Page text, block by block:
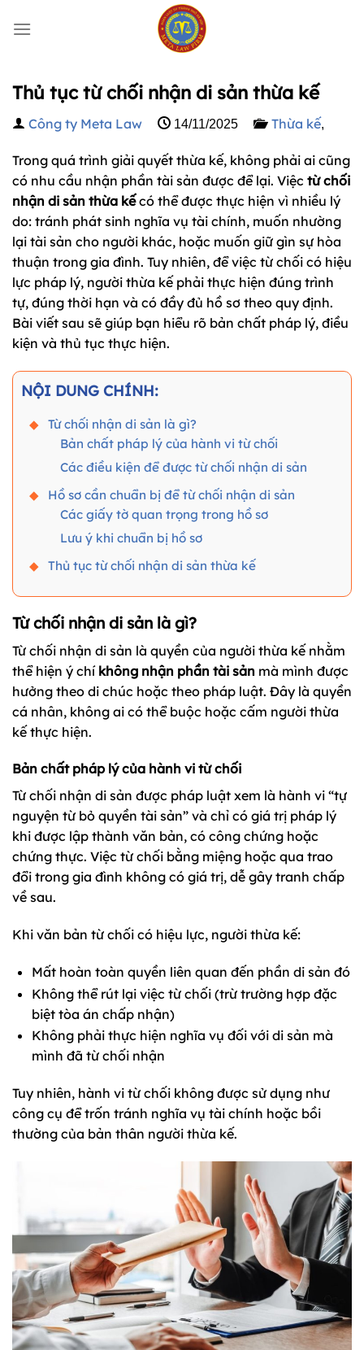
qua
Thủ tục từ chối nhận di sản thừa kế
Công ty Meta Law 14/11/2025 Thừa kế,
Trong quá trình giải quyết thừa kế, không phải ai cũng
có nhu cầu nhận phần tài sản được để lại. Việc từ chối
nhận di sản thừa kếcó thể được thực hiện vì nhiều lý
do: tránh phát sinh nghĩa vụ tài chính, muốn nhường
lại tài sản cho người khác, hoặc muốn giữ gìn sự hòa
thuận trong gia đình. Tuy nhiên, để việc từ chối có hiệu
lực pháp lý, người thừa kế phải thực hiện đúng trình
tự, đúng thời hạn và có đầy đủ hồ sơ theo quy định.
Bài viết sau sẽ giúp bạn hiểu rõ bản chất pháp lý, điều
kiện và thủ tục thực hiện.
NỘI DUNG CHÍNH:
Từ chối nhận di sản là gì?
Bản chất pháp lý của hành vi từ chối
Các điều kiện để được từ chối nhận di sản
Hồ sơ cần chuẩn bị để từ chối nhận di sản
Các giấy tờ quan trọng trong hồ sơ
Lưu ý khi chuẩn bị hồ sơ
Thủ tục từ chối nhận di sản thừa kế
Từ chối nhận di sản là gì?
Từ chối nhận di sản là quyền của người thừa kế nhằm
thể hiện ý chí không nhận phần tài sản mà mình được
hưởng theo di chúc hoặc theo pháp luật. Đây là quyền
cá nhân, không ai có thể buộc hoặc cấm người thừa
kế thực hiện.
Bản chất pháp lý của hành vi từ chối
Từ chối nhận di sản được pháp luật xem là hành vi “tự
nguyện từ bỏ quyền tài sản” và chỉ có giá trị pháp lý
khi được lập thành văn bản, có công chứng hoặc
chứng thực. Việc từ chối bằng miệng hoặc qua trao
đổi trong gia đình không có giá trị, dễ gây tranh chấp
về sau.
Khi văn bản từ chối có hiệu lực, người thừa kế:
Mất hoàn toàn quyền liên quan đến phần di sản đó
Không thể rút lại việc từ chối (trừ trường hợp đặc
biệt tòa án chấp nhận)
Không phải thực hiện nghĩa vụ đối với di sản mà
mình đã từ chối nhận
Tuy nhiên, hành vi từ chối không được sử dụng như
công cụ để trốn tránh nghĩa vụ tài chính hoặc bồi
thường của bản thân người thừa kế.